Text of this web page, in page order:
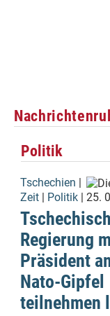
Politik
Tschechien
Zeit
Politik | 25.
Regierung
Präsident
Nato-Gipfel
teilnehmen